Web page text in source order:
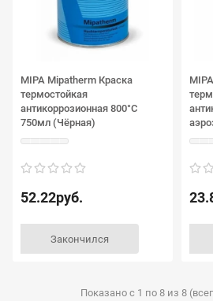
MIPA Mipatherm Краска
термостойкая
антикоррозионная 800°C
750мл (Чёрная)
52.22руб.
Закончился
Показано с 1 по 8 из 8